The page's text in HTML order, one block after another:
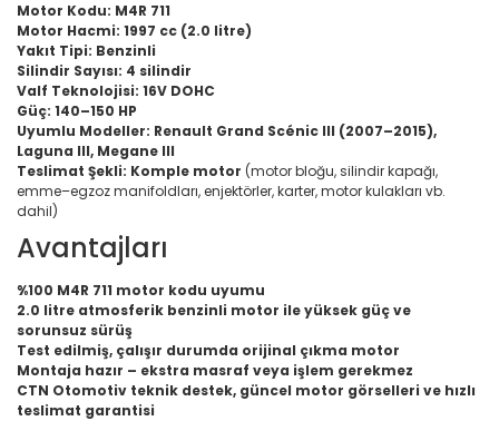
Motor Kodu: M4R 711
Motor Hacmi: 1997 cc (2.0 litre)
Yakıt Tipi: Benzinli
Silindir Sayısı: 4 silindir
Valf Teknolojisi: 16V DOHC
Güç: 140–150 HP
Uyumlu Modeller: Renault Grand Scénic III (2007–2015),
Laguna III, Megane III
Teslimat Şekli: Komple motor (motor bloğu, silindir kapağı,
emme–egzoz manifoldları, enjektörler, karter, motor kulakları vb.
dahil)
Avantajları
%100 M4R 711 motor kodu uyumu
2.0 litre atmosferik benzinli motor ile yüksek güç ve
sorunsuz sürüş
Test edilmiş, çalışır durumda orijinal çıkma motor
Montaja hazır – ekstra masraf veya işlem gerekmez
CTN Otomotiv teknik destek, güncel motor görselleri ve hızlı
teslimat garantisi